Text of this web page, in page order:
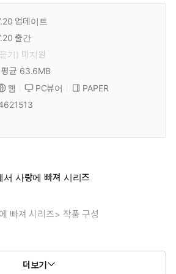
업데이트
출간
기) 미 지원
평균 63.6MB
웹 PC뷰어
PAPER
사랑에 빠져 시리즈
빠져 시리즈> 작품 구성
더보기